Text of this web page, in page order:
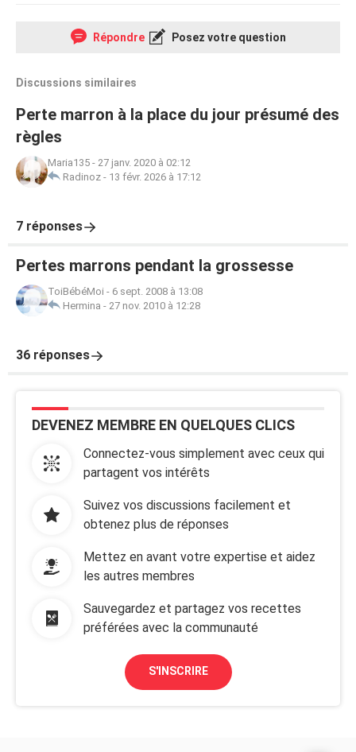
Répondre Posez votre question
Discussions similaires
Perte marron à la place du jour présumé des
règles
Maria135 - 27 janv. 2020 à 02:12
Radinoz - 13 févr. 2026 à 17:12
7 réponses
Pertes marrons pendant la grossesse
ToiBébéMoi - 6 sept. 2008 à 13:08
Hermina - 27 nov. 2010 à 12:28
36 réponses
DEVENEZ MEMBRE EN QUELQUES CLICS
Connectez-vous simplement avec ceux qui
partagent vos intérêts
Suivez vos discussions facilement et
obtenez plus de réponses
Mettez en avant votre expertise et aidez
les autres membres
Sauvegardez et partagez vos recettes
préférées avec la communauté
S'INSCRIRE